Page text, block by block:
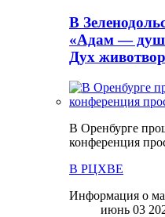
В
«Адам —
Дух
В Оренбурге
конференция
В РЦХВЕ
Информация о
июнь 03